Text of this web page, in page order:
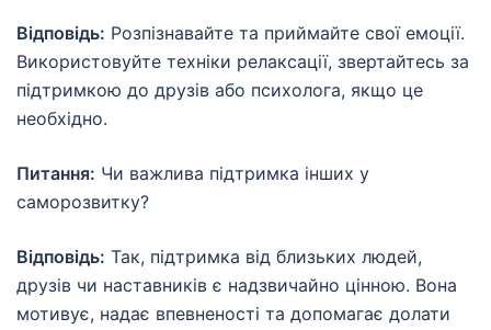
Відповідь: Розпізнавайте та приймайте свої емоції.
Використовуйте техніки релаксації, звертайтесь за
підтримкою до друзів або психолога, якщо це
необхідно.
Питання: Чи важлива підтримка інших у
саморозвитку?
Відповідь: Так, підтримка від близьких людей,
друзів чи наставників є надзвичайно цінною. Вона
мотивує, надає впевненості та допомагає долати